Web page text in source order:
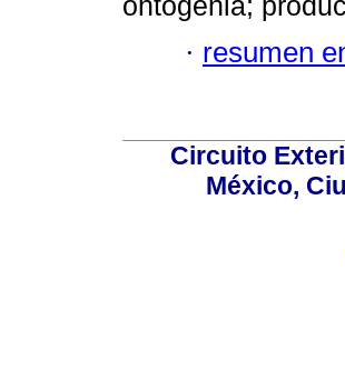
· resumen
Circuito
México,